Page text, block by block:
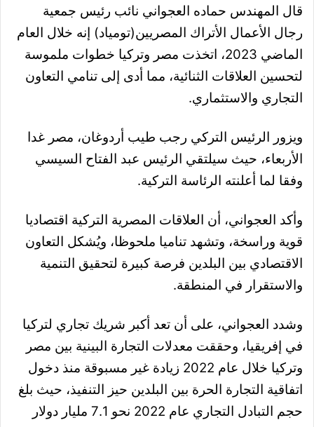
قال المهندس حماده العجواني نائب رئيس جمعية
رجال الأعمال الأتراك المصريين(تومياد) إنه خلال العام
الماضي 2023، اتخذت مصر وتركيا خطوات ملموسة
لتحسين العلاقات الثنائية، مما أدى إلى تنامي التعاون
التجاري والاستثماري.
ويزور الرئيس التركي رجب طيب أردوغان، مصر غدا
الأربعاء، حيث سيلتقي الرئيس عبد الفتاح السيسي
وفقا لما أعلنته الرئاسة التركية.
وأكد العجواني، أن العلاقات المصرية التركية اقتصاديا
قوية وراسخة، وتشهد تناميا ملحوظا، ويُشكل التعاون
الاقتصادي بين البلدين فرصة كبيرة لتحقيق التنمية
والاستقرار في المنطقة.
وشدد العجواني، على أن تعد أكبر شريك تجاري لتركيا
في إفريقيا، وحققت معدلات التجارة البينية بين مصر
وتركيا خلال عام 2022 زيادة غير مسبوقة منذ دخول
اتفاقية التجارة الحرة بين البلدين حيز التنفيذ، حيث بلغ
حجم التبادل التجاري عام 2022 نحو 7.1 مليار دولار